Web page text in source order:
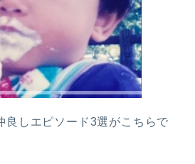
良しエピソード3選がこちらで